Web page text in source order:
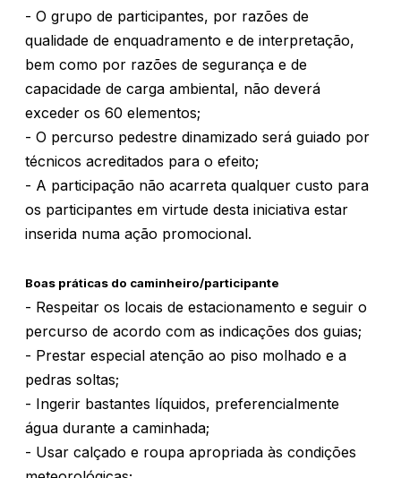
- O grupo de participantes, por razões de
qualidade de enquadramento e de interpretação,
bem como por razões de segurança e de
capacidade de carga ambiental, não deverá
exceder os 60 elementos;
- O percurso pedestre dinamizado será guiado por
técnicos acreditados para o efeito;
- A participação não acarreta qualquer custo para
os participantes em virtude desta iniciativa estar
inserida numa ação promocional.
Boas práticas do caminheiro/participante
- Respeitar os locais de estacionamento e seguir o
percurso de acordo com as indicações dos guias;
- Prestar especial atenção ao piso molhado e a
pedras soltas;
- Ingerir bastantes líquidos, preferencialmente
água durante a caminhada;
- Usar calçado e roupa apropriada às condições